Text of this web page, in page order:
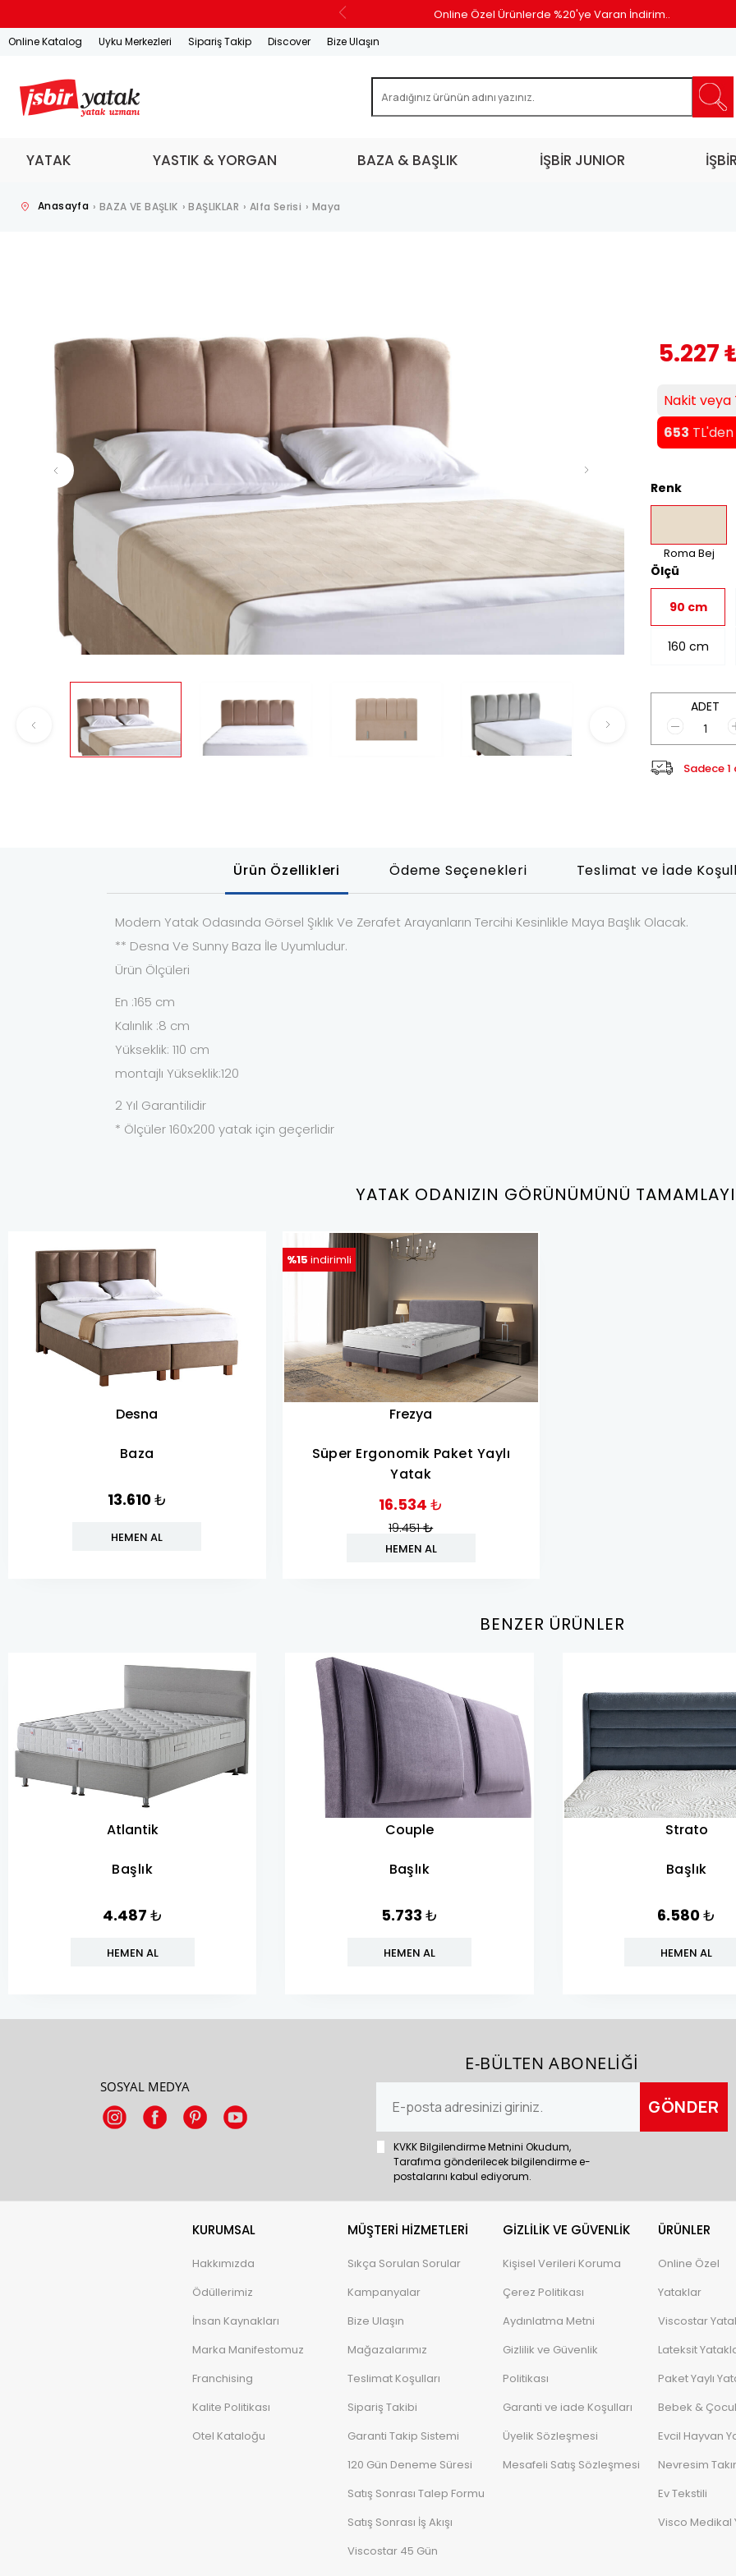
Online Özel Ürünlerde %20'ye Varan İndirim..
Online Katalog Uyku Merkezleri Sipariş Takip Discover Bize Ulaşın
YATAK YASTIK & YORGAN BAZA & BAŞLIK İŞBİR JUNIOR
Anasayfa › BAZA VE BAŞLIK › BAŞLIKLAR › Alfa Serisi › Maya
5.227
Nakit veya
653
Renk
Roma Bej
Ölçü
90 cm
160 cm
ADET
Sadece
Ürün Özellikleri Ödeme Seçenekleri Teslimat ve İade
Modern Yatak Odasında Görsel Şıklık Ve Zerafet Arayanların Tercihi Kesinlikle Maya Başlık Olacak.
** Desna Ve Sunny Baza İle Uyumludur.
Ürün Ölçüleri
En :165 cm
Kalınlık :8 cm
Yükseklik: 110 cm
montajlı Yükseklik:120
2 Yıl Garantilidir
* Ölçüler 160x200 yatak için geçerlidir
YATAK ODANIZIN GÖRÜNÜMÜNÜ
Desna
Baza
13.610₺
HEMEN AL
%15 indirimli
Frezya
Süper Ergonomik Paket Yaylı
Yatak
16.534₺
19.451₺
HEMEN AL
BENZER ÜRÜNLER
Atlantik
Başlık
4.487 ₺
HEMEN AL
Couple
Başlık
5.733 ₺
HEMEN AL
Strato
Başlık
6.580₺
HEMEN AL
SOSYAL MEDYA
E-BÜLTEN ABONELİĞİ
KVKK Bilgilendirme Metnini Okudum,
Tarafıma gönderilecek bilgilendirme e-
postalarını kabul ediyorum.
KURUMSAL
Hakkımızda
Ödüllerimiz
İnsan Kaynakları
Marka Manifestomuz
Franchising
Kalite Politikası
Otel Kataloğu
MÜŞTERI HIZMETLERI
Sıkça Sorulan Sorular
Kampanyalar
Bize Ulaşın
Mağazalarımız
Teslimat Koşulları
Sipariş Takibi
Garanti Takip Sistemi
120 Gün Deneme Süresi
Satış Sonrası Talep Formu
Satış Sonrası İş Akışı
Viscostar 45 Gün
GIZLILIK VE GÜVENLIK
Kişisel Verileri Koruma
Çerez Politikası
Aydınlatma Metni
Gizlilik ve Güvenlik
Politikası
Garanti ve iade Koşulları
Üyelik Sözleşmesi
Mesafeli Satış Sözleşmesi
ÜRÜNLER
Online Özel
Yataklar
Viscostar
Lateksit
Paket Yaylı
Bebek &
Evcil Hayvan
Nevresim
Ev Tekstili
Visco Medikal